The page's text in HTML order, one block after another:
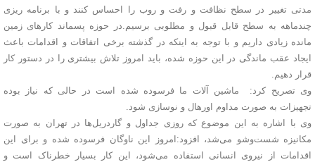
مدتی تغییر در سطح نظافت و رفت و روب را احساس کنند و با برنامه ریزی
چندماهه به سطح قابل قبول و مطلوبی برسیم.در حوزه پسماند کارهای زمین
مانده زیادی داریم و با توجه به اینکه در گذشته برخی اتفاقات و اقدامات باعث
ایجاد عقب ماندگی در این حوزه شده، باید امروز تلاش بیشتری را در دستور کار
قرار دهیم.
وی تصریح کرد: ماشین آلات ما فرسوده شده است در حالی که نیاز بوده
تجهیزات به صورت مداوم اورهال و نوسازی شود.
وی با اشاره به این موضوع که روزی جداول و گاردریل‌ها در تهران به صورت
مکانیزه شست‌وشو می‌شد، افزود:امروز این ناوگان فرسوده شده و برای این
اقدامات از نیروی انسانی استفاده می‌شود، این کار بسیار خطرناک است و